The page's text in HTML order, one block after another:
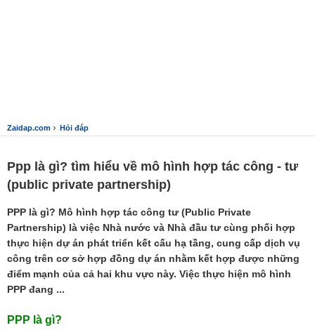
Zaidap.com › Hỏi đáp
Ppp là gì? tìm hiểu về mô hình hợp tác công - tư
(public private partnership)
PPP là gì? Mô hình hợp tác công tư (Public Private
Partnership) là việc Nhà nước và Nhà đầu tư cùng phối hợp
thực hiện dự án phát triển kết cấu hạ tầng, cung cấp dịch vụ
công trên cơ sở hợp đồng dự án nhằm kết hợp được những
điểm mạnh của cả hai khu vực này. Việc thực hiện mô hình
PPP đang ...
PPP là gì?